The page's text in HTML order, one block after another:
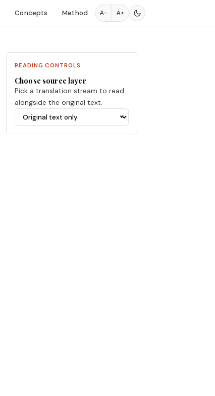
Concepts Method A− A+
READING CONTROLS
Choose source layer
Pick a translation stream to read
alongside the original text.